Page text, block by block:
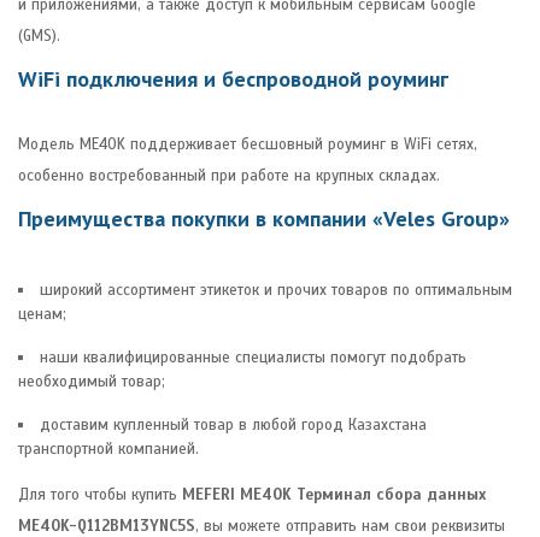
и приложениями, а также доступ к мобильным сервисам Google
(GMS).
WiFi подключения и беспроводной роуминг
Модель ME40K поддерживает бесшовный роуминг в WiFi сетях,
особенно востребованный при работе на крупных складах.
Преимущества покупки в компании «Veles Group»
широкий ассортимент этикеток и прочих товаров по оптимальным
ценам;
наши квалифицированные специалисты помогут подобрать
необходимый товар;
доставим купленный товар в любой город Казахстана
транспортной компанией.
Для того чтобы купить MEFERI ME40K Терминал сбора данных
ME40K-Q112BM13YNC5S, вы можете отправить нам свои реквизиты